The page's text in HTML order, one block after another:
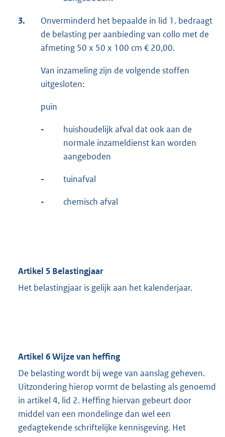
3.
Onverminderd het bepaalde in lid 1. bedraagt
de belasting per aanbieding van collo met de
afmeting 50 x 50 x 100 cm € 20,00.
Van inzameling zijn de volgende stoffen
uitgesloten:
puin
-
huishoudelijk afval dat ook aan de
normale inzameldienst kan worden
aangeboden
- tuinafval
- chemisch afval
Artikel 5 Belastingjaar
Het belastingjaar is gelijk aan het kalenderjaar.
Artikel 6 Wijze van heffing
De belasting wordt bij wege van aanslag geheven.
Uitzondering hierop vormt de belasting als genoemd
in artikel 4, lid 2. Heffing hiervan gebeurt door
middel van een mondelinge dan wel een
gedagtekende schriftelijke kennisgeving. Het